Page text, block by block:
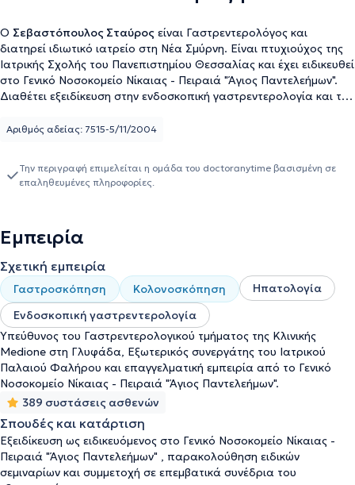
Ο Σεβαστόπουλος Σταύρος είναι Γαστρεντερολόγος και
διατηρεί ιδιωτικό ιατρείο στη Νέα Σμύρνη. Είναι πτυχιούχος της
Ιατρικής Σχολής του Πανεπιστημίου Θεσσαλίας και έχει ειδικευθεί
στο Γενικό Νοσοκομείο Νίκαιας - Πειραιά "Άγιος Παντελεήμων".
Διαθέτει εξειδίκευση στην ενδοσκοπική γαστρεντερολογία και την
Γαστρεντερολογικού τμήματος της Κλινικής Medione στη
Ενδοσκόπησης, αλλά και σε συνέδρια του εξωτερικού και αριθμεί
αρκετές δημοσιεύσεις σε έγκριτα γαστρεντερολογικά περιοδικά.
διαρροικού συνδρόμου, δυσκοιλιότητας, διερεύνηση
εντέρου, παλινδρόμησης. Επιπλέον, πραγματοποιείται και
προληπτικός έλεγχος - screening test σε ομάδες υψηλού
κινδύνου.
Αριθμός αδείας: 7515-5/11/2004
Την περιγραφή επιμελείται η ομάδα του doctoranytime βασισμένη σε
επαληθευμένες πληροφορίες.
Εμπειρία
Σχετική εμπειρία
Γαστροσκόπηση Κολονοσκόπηση
Ηπατολογία
Ενδοσκοπική γαστρεντερολογία
Υπεύθυνος του Γαστρεντερολογικού τμήματος της Κλινικής
Medione στη Γλυφάδα, Εξωτερικός συνεργάτης του Ιατρικού
Παλαιού Φαλήρου και επαγγελματική εμπειρία από το Γενικό
Νοσοκομείο Νίκαιας - Πειραιά "Άγιος Παντελεήμων".
389 συστάσεις ασθενών
Σπουδές και κατάρτιση
Εξειδίκευση ως ειδικευόμενος στο Γενικό Νοσοκομείο Νίκαιας -
Πειραιά "Άγιος Παντελεήμων" , παρακολούθηση ειδικών
σεμιναρίων και συμμετοχή σε επεμβατικά συνέδρια του